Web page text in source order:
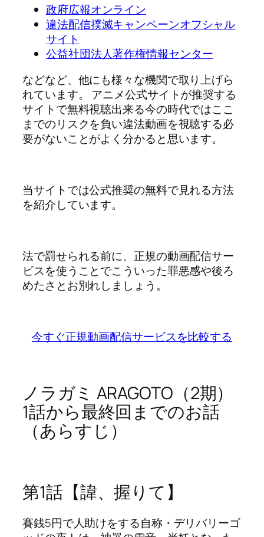
政府広報オンライン
違法配信撲滅キャンペーンオフシャル
サイト
公益社団法人著作権情報センター
などなど、他にも様々な機関で取り上げら
れています。 アニメ公式サイトが推奨する
サイトで無料視聴出来る今の時代ではここ
までのリスクを負い違法動画を視聴する必
要がないことがよく分かると思います。
当サイトでは公式推奨の無料で見れる方法
を紹介しています。
法で罰せられる前に、正規の動画配信サー
ビスを使うことでこういった罪悪感や後ろ
めたさとお別れしましょう。
今すぐ正規動画配信サービスを比較する
ノラガミ ARAGOTO（2期）
1話から最終回までのお話
（あらすじ）
第1話【諱、握りて】
賽銭5円で人助けをする自称・デリバリーゴ